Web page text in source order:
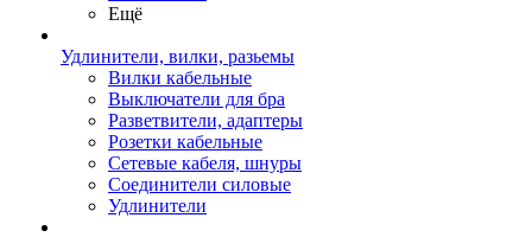
Ещё
Удлинители, вилки, разьемы
Вилки кабельные
Выключатели для бра
Разветвители, адаптеры
Розетки кабельные
Сетевые кабеля, шнуры
Соединители силовые
Удлинители